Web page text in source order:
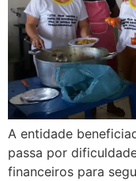
A entidade
passa por
financeiros para